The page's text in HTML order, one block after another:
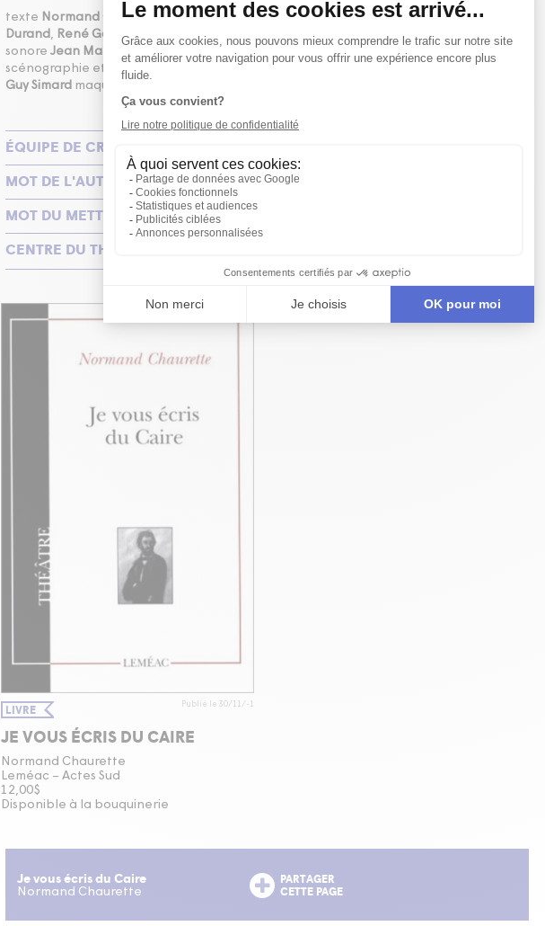
texte Normand Chaurette mise en scène Alexandre Hausvater interprétationLuc
Durand, René Gagnon Aubert Pallascio Linda Sorgini
interprétation et conception
sonore Jean Marchand assistance à la mise en scène et régie
Suzanne Beaudry
scénographie et accessoires
Michel Demers Véronique Borboën
éclairages
Guy Simard maquillages
ÉQUIPE DE CRÉATION
MOT DE L'AUTEUR
MOT DU METTEUR EN SCÈNE
CENTRE DU THÉÂTRE D'AUJOURD'HUI
LIVRE Publié le 30/11/-1
JE VOUS ÉCRIS DU CAIRE
Normand Chaurette
Leméac – Actes Sud
12,00$
Disponible à la bouquinerie
Je vous écris du Caire
Normand Chaurette
PARTAGER
CETTE PAGE